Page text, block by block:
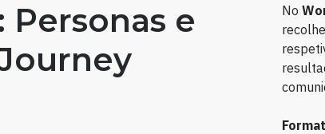
e
No